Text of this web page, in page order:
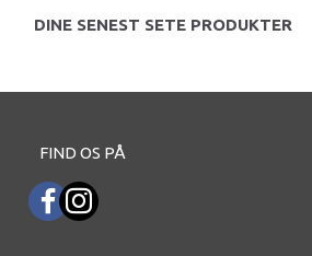
DINE SENEST SETE PRODUKTER
FIND OS PÅ